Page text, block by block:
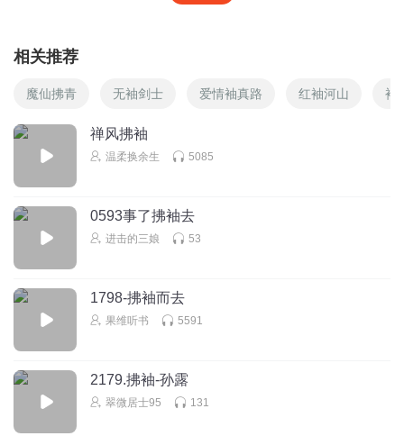
相关推荐
魔仙拂青 无袖剑士 爱情袖真路 红袖河山 袖
禅风拂袖
温柔换余生 5085
0593事了拂袖去
进击的三娘 53
1798-拂袖而去
果维听书 5591
2179.拂袖-孙露
翠微居士95 131